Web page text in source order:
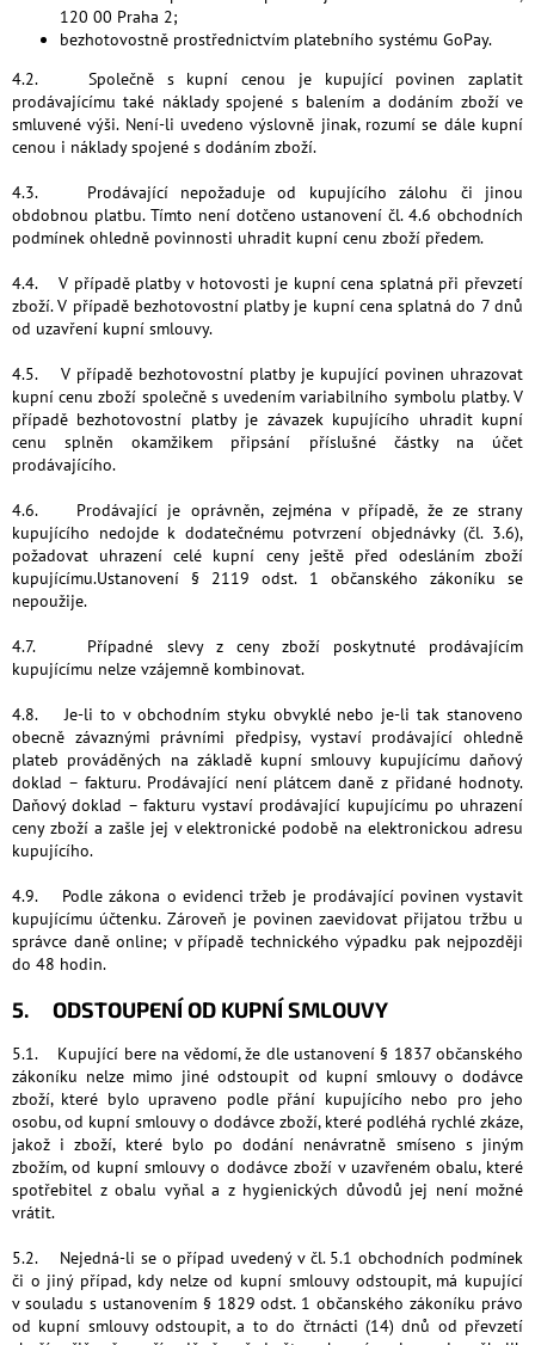
120 00 Praha 2;
bezhotovostně prostřednictvím platebního systému GoPay.
4.2. Společně s kupní cenou je kupující povinen zaplatit
prodávajícímu také náklady spojené s balením a dodáním zboží ve
smluvené výši. Není-li uvedeno výslovně jinak, rozumí se dále kupní
cenou i náklady spojené s dodáním zboží.
4.3. Prodávající nepožaduje od kupujícího zálohu či jinou
obdobnou platbu. Tímto není dotčeno ustanovení čl. 4.6 obchodních
podmínek ohledně povinnosti uhradit kupní cenu zboží předem.
4.4. V případě platby v hotovosti je kupní cena splatná při převzetí
zboží. V případě bezhotovostní platby je kupní cena splatná do 7 dnů
od uzavření kupní smlouvy.
4.5. V případě bezhotovostní platby je kupující povinen uhrazovat
kupní cenu zboží společně s uvedením variabilního symbolu platby. V
případě bezhotovostní platby je závazek kupujícího uhradit kupní
cenu splněn okamžikem připsání příslušné částky na účet
prodávajícího.
4.6. Prodávající je oprávněn, zejména v případě, že ze strany
kupujícího nedojde k dodatečnému potvrzení objednávky (čl. 3.6),
požadovat uhrazení celé kupní ceny ještě před odesláním zboží
kupujícímu.Ustanovení § 2119 odst. 1 občanského zákoníku se
nepoužije.
4.7. Případné slevy z ceny zboží poskytnuté prodávajícím
kupujícímu nelze vzájemně kombinovat.
4.8. Je-li to v obchodním styku obvyklé nebo je-li tak stanoveno
obecně závaznými právními předpisy, vystaví prodávající ohledně
plateb prováděných na základě kupní smlouvy kupujícímu daňový
doklad – fakturu. Prodávající není plátcem daně z přidané hodnoty.
Daňový doklad – fakturu vystaví prodávající kupujícímu po uhrazení
ceny zboží a zašle jej v elektronické podobě na elektronickou adresu
kupujícího.
4.9. Podle zákona o evidenci tržeb je prodávající povinen vystavit
kupujícímu účtenku. Zároveň je povinen zaevidovat přijatou tržbu u
správce daně online; v případě technického výpadku pak nejpozději
do 48 hodin.
5. ODSTOUPENÍ OD KUPNÍ SMLOUVY
5.1. Kupující bere na vědomí, že dle ustanovení § 1837 občanského
zákoníku nelze mimo jiné odstoupit od kupní smlouvy o dodávce
zboží, které bylo upraveno podle přání kupujícího nebo pro jeho
osobu, od kupní smlouvy o dodávce zboží, které podléhá rychlé zkáze,
jakož i zboží, které bylo po dodání nenávratně smíseno s jiným
zbožím, od kupní smlouvy o dodávce zboží v uzavřeném obalu, které
spotřebitel z obalu vyňal a z hygienických důvodů jej není možné
vrátit.
5.2. Nejedná-li se o případ uvedený v čl. 5.1 obchodních podmínek
či o jiný případ, kdy nelze od kupní smlouvy odstoupit, má kupující
v souladu s ustanovením § 1829 odst. 1 občanského zákoníku právo
od kupní smlouvy odstoupit, a to do čtrnácti (14) dnů od převzetí